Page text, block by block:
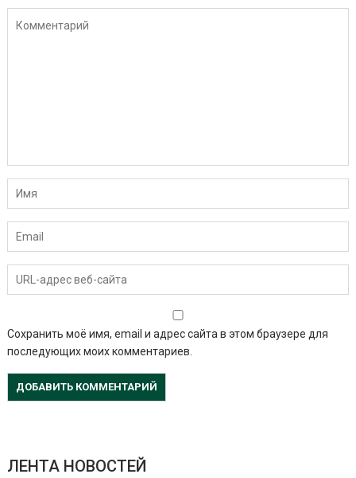
Сохранить моё имя, email и адрес сайта в этом браузере для
последующих моих комментариев.
ЛЕНТА НОВОСТЕЙ